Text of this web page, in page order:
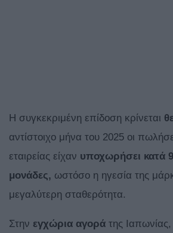
Η συγκεκριμένη επίδοση κρίνεται
αντίστοιχο μήνα του 2025 οι
εταιρείας είχαν υποχωρήσει κατά
μονάδες, ωστόσο η ηγεσία της
μεγαλύτερη σταθερότητα.
Στην εγχώρια αγορά της